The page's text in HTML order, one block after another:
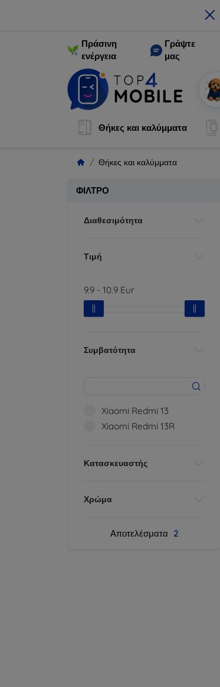
×
Πράσινη
ενέργεια
Γράψτε
μας
Θήκες και καλύμματα
Θήκες και καλύμματα
ΦΊΛΤΡΟ
Διαθεσιμότητα
Τιμή
9.9 - 10.9 Eur
Συμβατότητα
Xiaomi Redmi 13
Xiaomi Redmi 13R
Κατασκευαστής
Χρώμα
Αποτελέσματα 2